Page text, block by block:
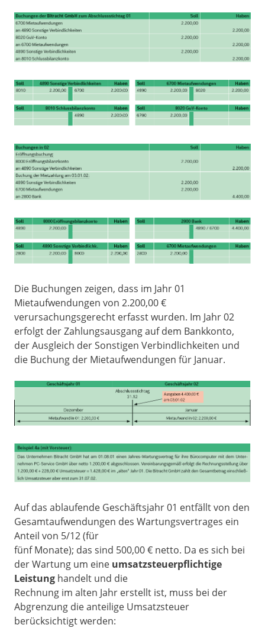
Die Buchungen zeigen, dass im Jahr 01
Mietaufwendungen von 2.200,00 €
verursachungsgerecht erfasst wurden. Im Jahr 02
erfolgt der Zahlungsausgang auf dem Bankkonto,
der Ausgleich der Sonstigen Verbindlichkeiten und
die Buchung der Mietaufwendungen für Januar.
Auf das ablaufende Geschäftsjahr 01 entfällt von den
Gesamtaufwendungen des Wartungsvertrages ein
Anteil von 5/12 (für
fünf Monate); das sind 500,00 € netto. Da es sich bei
der Wartung um eine umsatzsteuerpflichtige
Leistung handelt und die
Rechnung im alten Jahr erstellt ist, muss bei der
Abgrenzung die anteilige Umsatzsteuer
berücksichtigt werden: